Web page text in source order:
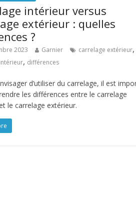
intérieur versus
extérieur : quelles
?
2023 Garnier carrelage extérieur,
, différences
d’utiliser du carrelage, il est
les différences entre le carrelage
le carrelage extérieur.